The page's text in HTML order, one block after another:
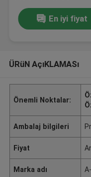
En iyi fiyat
ÜRüN AçıKLAMASı
Önemli Noktalar:
Ambalaj bilgileri
Fiyat
Marka adı